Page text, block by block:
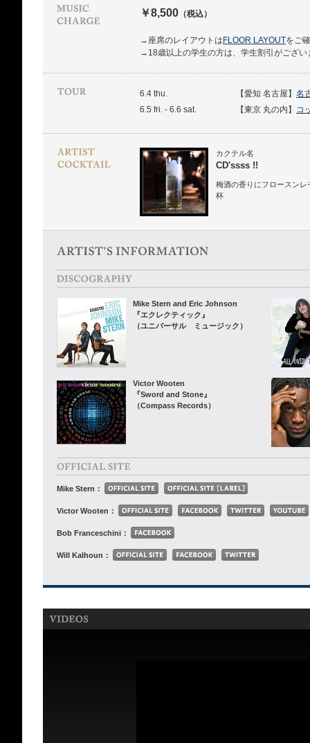
￥8,500 （税込）
→座席のレイアウトは FLOOR LAYOUTをご
→18歳以上の学生の方は、学生割引がござい
6.4 thu. 【愛知 名古屋】 名
6.5 fri. - 6.6 sat.
【東京 丸の内】 コ
カクテル名
CD'ssss !!
梅酒の香りにフロースン
杯
Mike Stern and Eric Johnson
『エクレクティック』
（ユニバーサル ミュージック）
Victor Wooten
『Sword and Stone』
（Compass Records）
Mike Stern：
Victor Wooten：
Bob Franceschini：
Will Kalhoun：